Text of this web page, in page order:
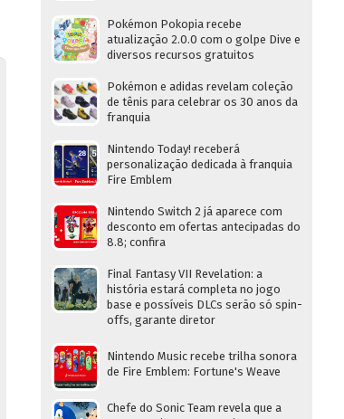
Pokémon Pokopia recebe
atualização 2.0.0 com o golpe Dive e
diversos recursos gratuitos
Pokémon e adidas revelam coleção
de tênis para celebrar os 30 anos da
franquia
Nintendo Today! receberá
personalização dedicada à franquia
Fire Emblem
Nintendo Switch 2 já aparece com
desconto em ofertas antecipadas do
8.8; confira
Final Fantasy VII Revelation: a
história estará completa no jogo
base e possíveis DLCs serão só spin-
offs, garante diretor
Nintendo Music recebe trilha sonora
de Fire Emblem: Fortune's Weave
Chefe do Sonic Team revela que a